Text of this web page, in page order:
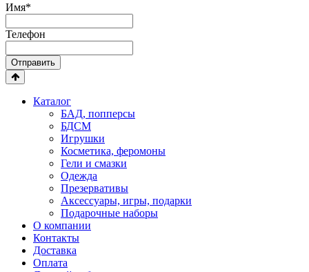
Имя*
Телефон
Отправить
Каталог
БАД, попперсы
БДСМ
Игрушки
Косметика, феромоны
Гели и смазки
Одежда
Презервативы
Аксессуары, игры, подарки
Подарочные наборы
О компании
Контакты
Доставка
Оплата